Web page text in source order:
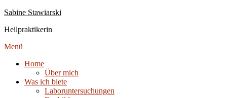
Zum
springen
Sabine Stawiarski
Heilpraktikerin
Menü
Home
Über mich
Was ich biete
Laboruntersuchungen